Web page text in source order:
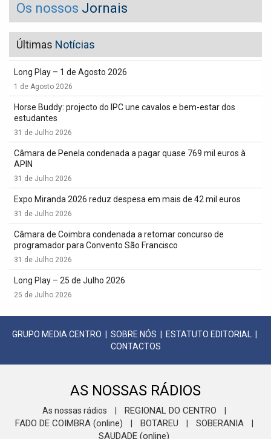
Os nossos Jornais
Últimas Notícias
Long Play – 1 de Agosto 2026
1 de Agosto 2026
Horse Buddy: projecto do IPC une cavalos e bem-estar dos
estudantes
31 de Julho 2026
Câmara de Penela condenada a pagar quase 769 mil euros à
APIN
31 de Julho 2026
Expo Miranda 2026 reduz despesa em mais de 42 mil euros
31 de Julho 2026
Câmara de Coimbra condenada a retomar concurso de
programador para Convento São Francisco
31 de Julho 2026
Long Play – 25 de Julho 2026
25 de Julho 2026
GRUPO MEDIA CENTRO SOBRE NÓS ESTATUTO EDITORIAL
CONTACTOS
AS NOSSAS RÁDIOS
As nossas rádios REGIONAL DO CENTRO
FADO DE COIMBRA (online) BOTAREU SOBERANIA
SAUDADE (online)